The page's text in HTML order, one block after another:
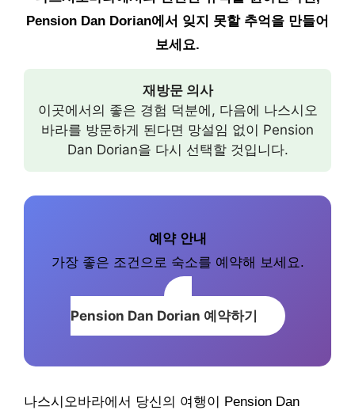
Pension Dan Dorian에서 잊지 못할 추억을 만들어
보세요.
재방문 의사
이곳에서의 좋은 경험 덕분에, 다음에 나스시오
바라를 방문하게 된다면 망설임 없이 Pension
Dan Dorian을 다시 선택할 것입니다.
예약 안내
가장 좋은 조건으로 숙소를 예약해 보세요.
Pension Dan Dorian 예약하기
나스시오바라에서 당신의 여행이 Pension Dan